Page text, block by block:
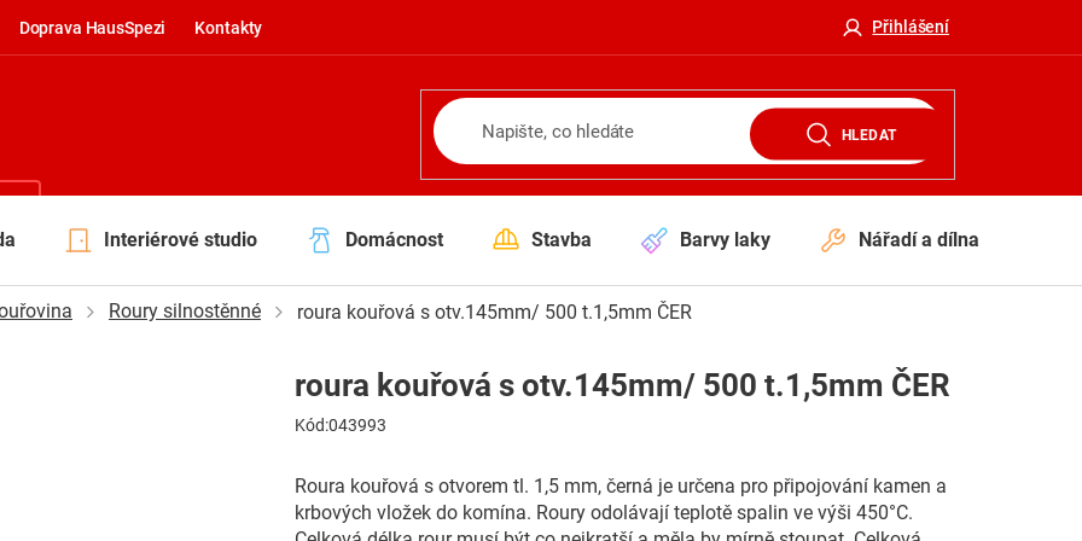
Doprava HausSpezi Kontakty Přihlášení
HLEDAT
Interiérové studio Domácnost Stavba Barvy laky Nářadí a dílna
Roury silnostěnné roura kouřová s otv.145mm/ 500 t.1,5mm ČER
Roura kouřová s otvorem tl. 1,5 mm, černá je určena pro připojování kamen a
krbových vložek do komína. Roury odolávají teplotě spalin ve výši 450°C.
roura kouřová s otv.145mm/ 500 t.1,5mm ČER
Kód:043993